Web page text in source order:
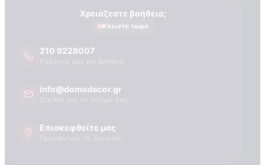
Χρειάζεστε βοήθεια;
Κλειστά τώρα
210 9228007
info@domodecor.gr
Επισκεφθείτε μας